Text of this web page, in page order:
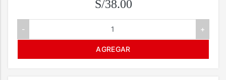
S/38.00
- +
AGREGAR